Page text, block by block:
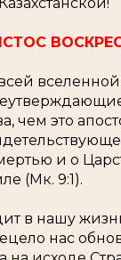
чем это
и о
(Мк. 9:1).
в нашу
нас